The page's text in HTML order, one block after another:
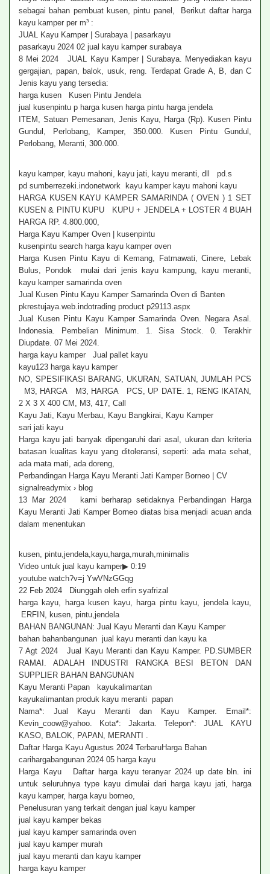
sebagai bahan pembuat kusen, pintu panel, Berikut daftar harga
kayu kamper per m³ :
JUAL Kayu Kamper | Surabaya | pasarkayu
pasarkayu 2024 02 jual kayu kamper surabaya
8 Mei 2024 JUAL Kayu Kamper | Surabaya. Menyediakan kayu
gergajian, papan, balok, usuk, reng. Terdapat Grade A, B, dan C
Jenis kayu yang tersedia:
harga kusen Kusen Pintu Jendela
jual kusenpintu p harga kusen harga pintu harga jendela
ITEM, Satuan Pemesanan, Jenis Kayu, Harga (Rp). Kusen Pintu
Gundul, Perlobang, Kamper, 350.000. Kusen Pintu Gundul,
Perlobang, Meranti, 300.000.
kayu kamper, kayu mahoni, kayu jati, kayu meranti, dll pd.s
pd sumberrezeki.indonetwork kayu kamper kayu mahoni kayu
HARGA KUSEN KAYU KAMPER SAMARINDA ( OVEN ) 1 SET
KUSEN & PINTU KUPU KUPU + JENDELA + LOSTER 4 BUAH
HARGA RP. 4.800.000,
Harga Kayu Kamper Oven | kusenpintu
kusenpintu search harga kayu kamper oven
Harga Kusen Pintu Kayu di Kemang, Fatmawati, Cinere, Lebak
Bulus, Pondok mulai dari jenis kayu kampung, kayu meranti,
kayu kamper samarinda oven
Jual Kusen Pintu Kayu Kamper Samarinda Oven di Banten
pkrestujaya.web.indotrading product p29113.aspx
Jual Kusen Pintu Kayu Kamper Samarinda Oven. Negara Asal.
Indonesia. Pembelian Minimum. 1. Sisa Stock. 0. Terakhir
Diupdate. 07 Mei 2024.
harga kayu kamper Jual pallet kayu
kayu123 harga kayu kamper
NO, SPESIFIKASI BARANG, UKURAN, SATUAN, JUMLAH PCS
M3, HARGA M3, HARGA PCS, UP DATE. 1, RENG IKATAN,
2 X 3 X 400 CM, M3, 417, Call
Kayu Jati, Kayu Merbau, Kayu Bangkirai, Kayu Kamper
sari jati kayu
Harga kayu jati banyak dipengaruhi dari asal, ukuran dan kriteria
batasan kualitas kayu yang ditoleransi, seperti: ada mata sehat,
ada mata mati, ada doreng,
Perbandingan Harga Kayu Meranti Jati Kamper Borneo | CV
signalreadymix › blog
13 Mar 2024 kami berharap setidaknya Perbandingan Harga
Kayu Meranti Jati Kamper Borneo diatas bisa menjadi acuan anda
dalam menentukan
kusen, pintu,jendela,kayu,harga,murah,minimalis
Video untuk jual kayu kamper▶ 0:19
youtube watch?v=j YwVNzGGqg
22 Feb 2024 Diunggah oleh erfin syafrizal
harga kayu, harga kusen kayu, harga pintu kayu, jendela kayu,
ERFIN, kusen, pintu,jendela
BAHAN BANGUNAN: Jual Kayu Meranti dan Kayu Kamper
bahan bahanbangunan jual kayu meranti dan kayu ka
7 Agt 2024 Jual Kayu Meranti dan Kayu Kamper. PD.SUMBER
RAMAI. ADALAH INDUSTRI RANGKA BESI BETON DAN
SUPPLIER BAHAN BANGUNAN
Kayu Meranti Papan kayukalimantan
kayukalimantan produk kayu meranti papan
Nama*: Jual Kayu Meranti dan Kayu Kamper. Email*:
Kevin_coow@yahoo. Kota*: Jakarta. Telepon*: JUAL KAYU
KASO, BALOK, PAPAN, MERANTI .
Daftar Harga Kayu Agustus 2024 TerbaruHarga Bahan
carihargabangunan 2024 05 harga kayu
Harga Kayu Daftar harga kayu teranyar 2024 up date bln. ini
untuk seluruhnya type kayu dimulai dari harga kayu jati, harga
kayu kamper, harga kayu borneo,
Penelusuran yang terkait dengan jual kayu kamper
jual kayu kamper bekas
jual kayu kamper samarinda oven
jual kayu kamper murah
jual kayu meranti dan kayu kamper
harga kayu kamper